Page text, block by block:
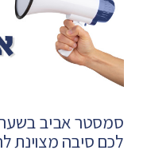
סמסטר אביב
לכם סיבה מצוינת